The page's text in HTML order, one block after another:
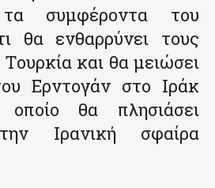
συμφέροντα του
θα ενθαρρύνει τους
και θα μειώσει
Ερντογάν στο Ιράκ
οποίο θα πλησιάσει
Ιρανική σφαίρα